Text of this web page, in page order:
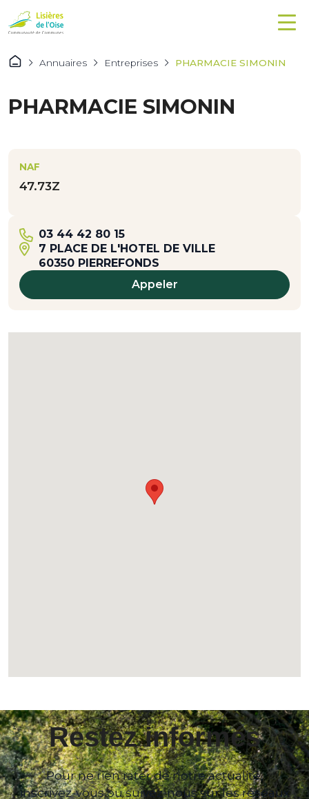
Annuaires Entreprises PHARMACIE SIMONIN
PHARMACIE SIMONIN
NAF
47.73Z
03 44 42 80 15
7 PLACE DE L'HOTEL DE VILLE
60350 PIERREFONDS
Appeler
Restez informés
Pour ne rien rater de notre actualité,
inscrivez-vous ou suivez-nous sur les réseaux